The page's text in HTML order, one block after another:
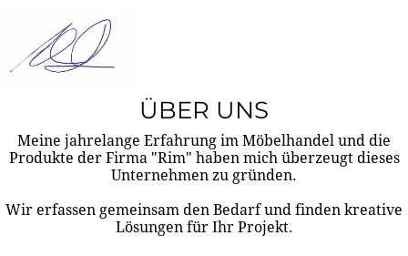
ÜBER UNS
Meine jahrelange Erfahrung im Möbelhandel und die
Produkte der Firma "Rim" haben mich überzeugt dieses
Unternehmen zu gründen.
Wir erfassen gemeinsam den Bedarf und finden kreative
Lösungen für Ihr Projekt.